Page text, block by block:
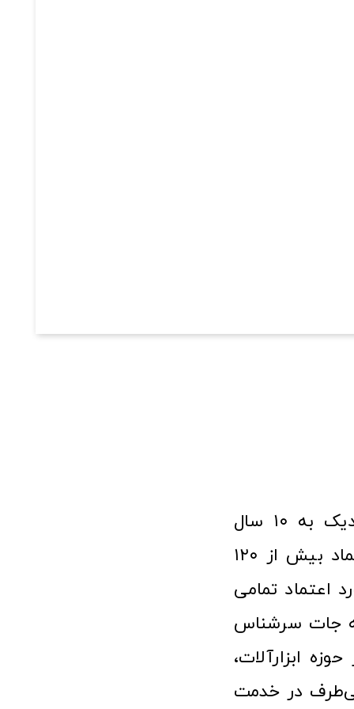
فروشگاه آنلاین ابزار و تجهیزات صنعتی کولیس با افتخار نزدیک به ۱۰ سال
فعالیت در عرصه ابزارآلات و کالاهای صنعتی توانسته مورد اعتماد بیش از ۱۲۰
اعتماد تمامی
جات سرشناس
ابزارآلات،
در خدمت